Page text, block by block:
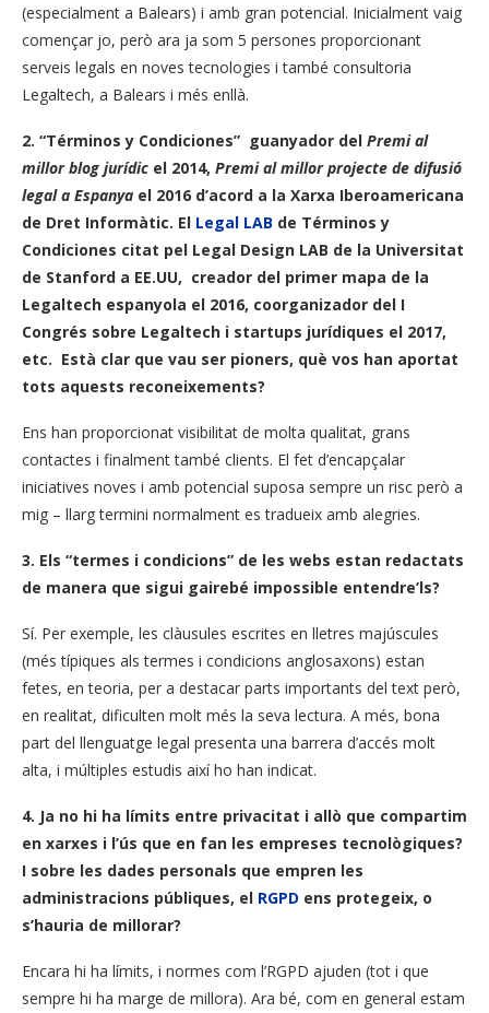
(especialment a Balears) i amb gran potencial. Inicialment vaig
començar jo, però ara ja som 5 persones proporcionant
serveis legals en noves tecnologies i també consultoria
Legaltech, a Balears i més enllà.
2. “Términos y Condiciones” guanyador del Premi al
millor blog jurídic el 2014, Premi al millor projecte de difusió
legal a Espanya el 2016 d’acord a la Xarxa Iberoamericana
de Dret Informàtic. El Legal LAB de Términos y
Condiciones citat pel Legal Design LAB de la Universitat
de Stanford a EE.UU, creador del primer mapa de la
Legaltech espanyola el 2016, coorganizador del I
Congrés sobre Legaltech i startups jurídiques el 2017,
etc. Està clar que vau ser pioners, què vos han aportat
tots aquests reconeixements?
Ens han proporcionat visibilitat de molta qualitat, grans
contactes i finalment també clients. El fet d’encapçalar
iniciatives noves i amb potencial suposa sempre un risc però a
mig – llarg termini normalment es tradueix amb alegries.
3. Els “termes i condicions” de les webs estan redactats
de manera que sigui gairebé impossible entendre’ls?
Sí. Per exemple, les clàusules escrites en lletres majúscules
(més típiques als termes i condicions anglosaxons) estan
fetes, en teoria, per a destacar parts importants del text però,
en realitat, dificulten molt més la seva lectura. A més, bona
part del llenguatge legal presenta una barrera d’accés molt
alta, i múltiples estudis així ho han indicat.
4. Ja no hi ha límits entre privacitat i allò que compartim
en xarxes i l’ús que en fan les empreses tecnològiques?
I sobre les dades personals que empren les
administracions públiques, el RGPD ens protegeix, o
s’hauria de millorar?
Encara hi ha límits, i normes com l’RGPD ajuden (tot i que
sempre hi ha marge de millora). Ara bé, com en general estam